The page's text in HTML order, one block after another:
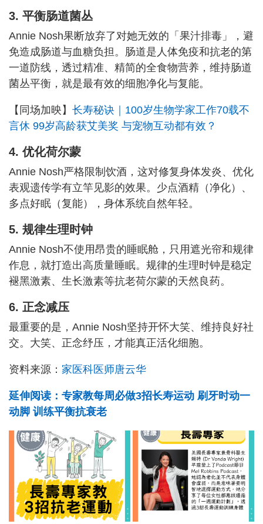
3. 平衡肠道菌丛
Annie Nosh果断放弃了对她无效的「果汁排毒」，避
免造成肠道与血糖负担。肠道是人体免疫和抗老的第
一道防线，透过精准、精简的全食物营养，维持肠道
菌丛平衡，就是最有效的细胞净化与复能。
【同场加映】 长寿秘诀｜100岁生物学家工作70载不
言休 99岁高龄获艾美奖 与宠物互动都有效？
4. 优化荷尔蒙
Annie Nosh严格限制饮酒，这对修复身体发炎、优化
表观遗传学有立竿见影的效果。少点酒精（净化）、
多点好眠（复能），身体系统自然年轻。
5. 规律生理时钟
Annie Nosh不使用昂贵的睡眠舱，只用遮光帘和规律
作息，就打造出高质量睡眠。规律的生理时钟是稳定
褪黑激素、生长激素等抗老荷尔蒙的天然良药。
6. 正念减压
最重要的是，Annie Nosh坚持开怀大笑、维持良好社
交。大笑、正念纾压，才能真正活化细胞。
资料来源： 家医科医师唐云华
延伸阅读：专家教每周必做3招长寿运动 刷牙时动一
动脚 训练平衡抗衰老